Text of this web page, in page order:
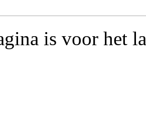
is voor het